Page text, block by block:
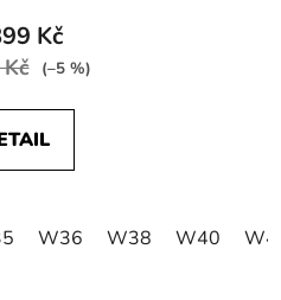
Kč
(–5 %)
W36 W38 W40